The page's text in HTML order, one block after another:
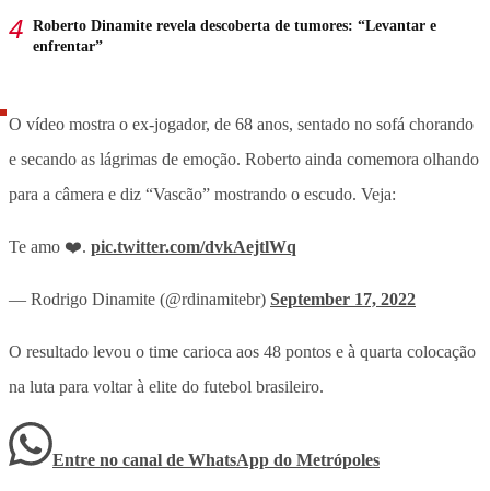
Roberto Dinamite revela descoberta de tumores: “Levantar e
enfrentar”
O vídeo mostra o ex-jogador, de 68 anos, sentado no sofá chorando
e secando as lágrimas de emoção. Roberto ainda comemora olhando
para a câmera e diz “Vascão” mostrando o escudo. Veja:
Te amo ❤️. pic.twitter.com/dvkAejtlWq
— Rodrigo Dinamite (@rdinamitebr) September 17, 2022
O resultado levou o time carioca aos 48 pontos e à quarta colocação
na luta para voltar à elite do futebol brasileiro.
Entre no canal de WhatsApp do Metrópoles